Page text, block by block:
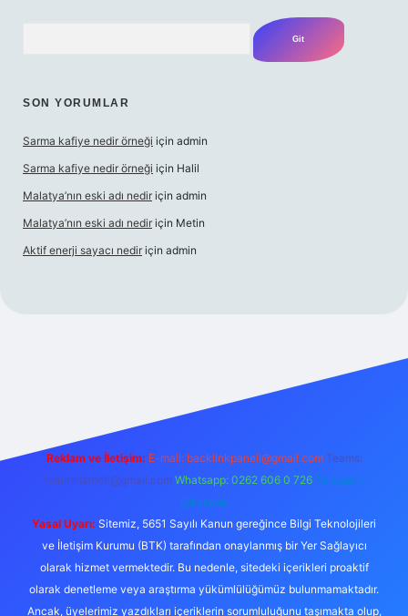
SON YORUMLAR
Sarma kafiye nedir örneği için admin
Sarma kafiye nedir örneği için Halil
Malatya’nın eski adı nedir için admin
Malatya’nın eski adı nedir için Metin
Aktif enerji sayacı nedir için admin
Reklam ve İletişim: E-mail: backlinkpaneli@gmail.com Teams:
forumhizmeti@gmail.com Whatsapp: 0262 606 0 726 Telegram:
@karabul
Yasal Uyarı: Sitemiz, 5651 Sayılı Kanun gereğince Bilgi Teknolojileri
ve İletişim Kurumu (BTK) tarafından onaylanmış bir Yer Sağlayıcı
olarak hizmet vermektedir. Bu nedenle, sitedeki içerikleri proaktif
olarak denetleme veya araştırma yükümlülüğümüz bulunmamaktadır.
Ancak, üyelerimiz yazdıkları içeriklerin sorumluluğunu taşımakta olup,